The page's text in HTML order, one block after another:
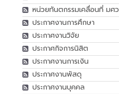
หน่วยทันตกรรมเคลื่อนที่ มศว
ประกาศงานการศึกษา
ประกาศงานวิจัย
ประกาศกิจการนิสิต
ประกาศงานการเงิน
ประกาศงานพัสดุ
ประกาศงานบุคคล